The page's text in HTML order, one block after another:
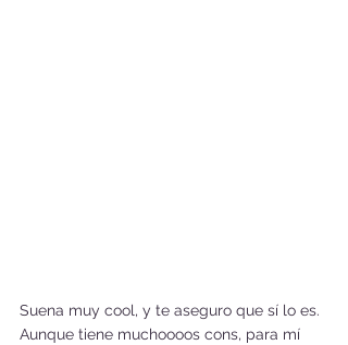
Suena muy cool, y te aseguro que sí lo es.
Aunque tiene muchoooos cons, para mí